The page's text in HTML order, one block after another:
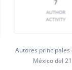
Autores principales
México del